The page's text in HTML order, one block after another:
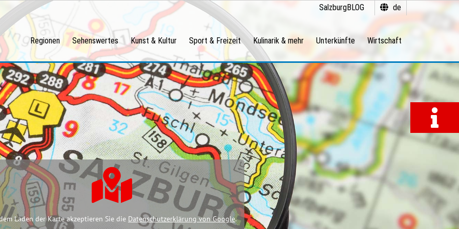
de
SalzburgBLOG
Regionen Sehenswertes Kunst & Kultur Sport & Freizeit Kulinarik & mehr Unterkünfte Wirtschaft
Laden der Karte akzeptieren Sie die Datenschutzerklärung von Google.